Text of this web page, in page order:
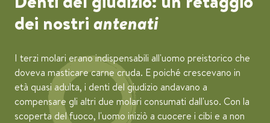
dei nostriantenati
I terzi molari erano indispensabili all'uomo preistorico che
doveva masticare carne cruda. E poiché crescevano in
età quasi adulta, i denti del giudizio andavano a
compensare gli altri due molari consumati dall'uso. Con la
scoperta del fuoco, l'uomo iniziò a cuocere i cibi e a non